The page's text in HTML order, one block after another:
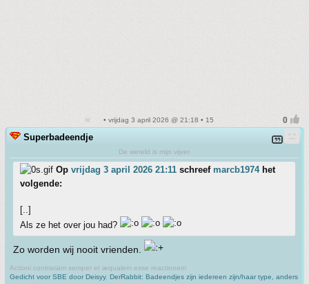
• vrijdag 3 april 2026 @ 21:18 • 15
Superbadeendje
De wereld is mijn vijver
Op vrijdag 3 april 2026 21:11 schreef marcb1974het
volgende:
[..]
Als ze het over jou had?
Zo worden wij nooit vrienden.
Actioni contrariam semper et æqualem esse reactionem
Gedicht voor SBE door Deisyy, DerRabbit: Badeendjes zijn iedereen zijn/haar type, anders